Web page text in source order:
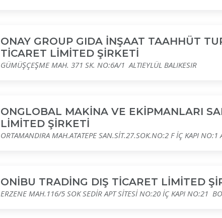
ONAY GROUP GIDA İNŞAAT TAAHHÜT
TİCARET LİMİTED ŞİRKETİ
GÜMÜŞÇEŞME MAH. 371 SK. NO:6A/1 ALTIEYLÜL BALIKESIR
ONGLOBAL MAKİNA VE EKİPMANLARI
LİMİTED ŞİRKETİ
ORTAMANDIRA MAH.ATATEPE SAN.SİT.27.SOK.NO:2 F İÇ KAPI NO:1
ONİBU TRADİNG DIŞ TİCARET LİMİTED
ERZENE MAH.116/5 SOK SEDİR APT SİTESİ NO:20 İÇ KAPI NO:21